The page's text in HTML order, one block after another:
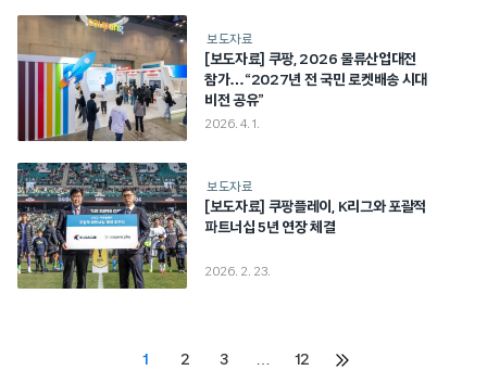
보도자료
[보도자료] 쿠팡, 2026 물류산업대전
참가…“2027년 전 국민 로켓배송 시대
비전 공유”
2026. 4. 1.
보도자료
[보도자료] 쿠팡플레이, K리그와 포괄적
파트너십 5년 연장 체결
2026. 2. 23.
1 2 3 … 12
다음